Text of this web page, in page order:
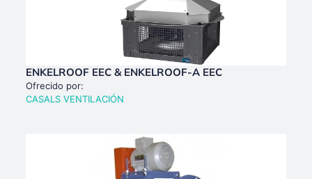
ENKELROOF EEC & ENKELROOF-A EEC
Ofrecido por:
CASALS VENTILACIÓN